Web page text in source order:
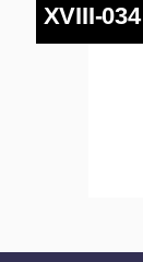
XVIII-034